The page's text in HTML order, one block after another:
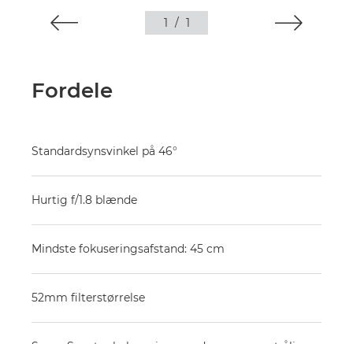
1 / 1
Fordele
Standardsynsvinkel på 46°
Hurtig f/1.8 blænde
Mindste fokuseringsafstand: 45 cm
52mm filterstørrelse